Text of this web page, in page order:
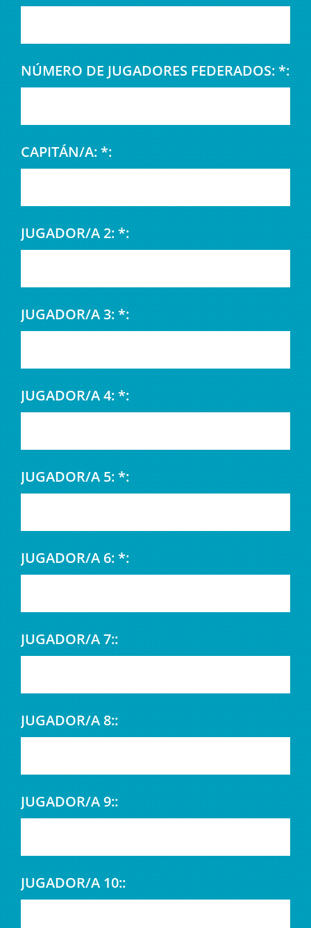
NÚMERO DE JUGADORES FEDERADOS: *:
CAPITÁN/A: *:
JUGADOR/A 2: *:
JUGADOR/A 3: *:
JUGADOR/A 4: *:
JUGADOR/A 5: *:
JUGADOR/A 6: *:
JUGADOR/A 7::
JUGADOR/A 8::
JUGADOR/A 9::
JUGADOR/A 10::